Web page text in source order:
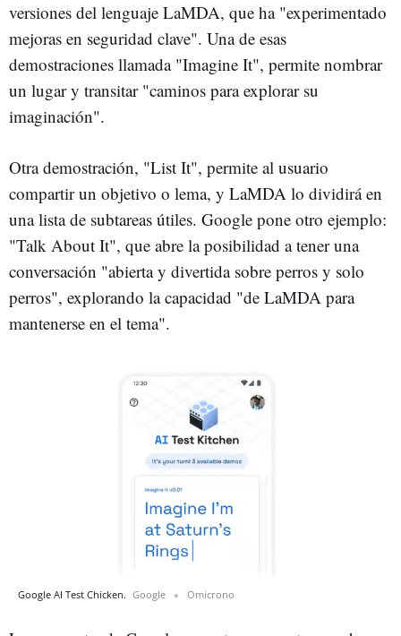
versiones del lenguaje LaMDA, que ha "experimentado
mejoras en seguridad clave". Una de esas
demostraciones llamada "Imagine It", permite nombrar
un lugar y transitar "caminos para explorar su
imaginación".
Otra demostración, "List It", permite al usuario
compartir un objetivo o lema, y LaMDA lo dividirá en
una lista de subtareas útiles. Google pone otro ejemplo:
"Talk About It", que abre la posibilidad a tener una
conversación "abierta y divertida sobre perros y solo
perros", explorando la capacidad "de LaMDA para
mantenerse en el tema".
Google AI Test Chicken. Google Omicrono